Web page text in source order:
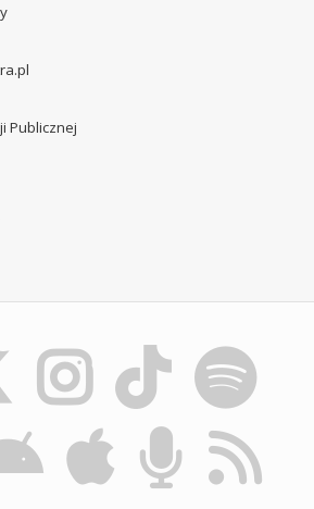
Publicznej